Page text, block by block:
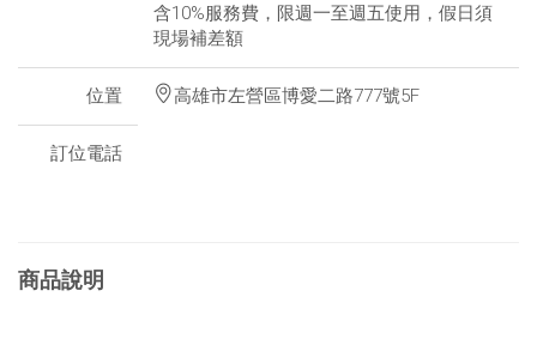
含10%服務費，限週一至週五使用，假日須
現場補差額
位置 高雄市左營區博愛二路777號5F
訂位電話
商品說明